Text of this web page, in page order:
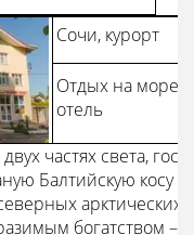
Сочи, курорт
Отдых на море
отель
частях света,
Балтийскую косу и
богатством –